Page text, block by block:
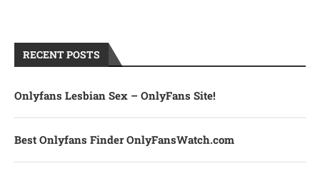
RECENT POSTS
Onlyfans Lesbian Sex – OnlyFans Site!
Best Onlyfans Finder OnlyFansWatch.com